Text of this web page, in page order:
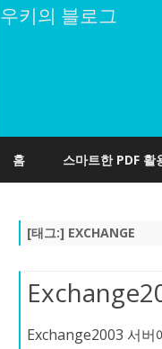
우키의 블로그
홈 스마트한 PDF 활
[태그:] EXCHANGE
Exchange2003 서